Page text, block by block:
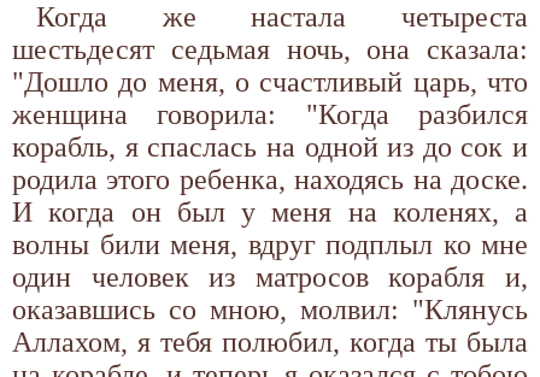
Когда же настала четыреста
шестьдесят седьмая ночь, она сказала:
"Дошло до меня, о счастливый царь, что
женщина говорила: "Когда разбился
корабль, я спаслась на одной из до сок и
родила этого ребенка, находясь на доске.
И когда он был у меня на коленях, а
волны били меня, вдруг подплыл ко мне
один человек из матросов корабля и,
оказавшись со мною, молвил: "Клянусь
Аллахом, я тебя полюбил, когда ты была